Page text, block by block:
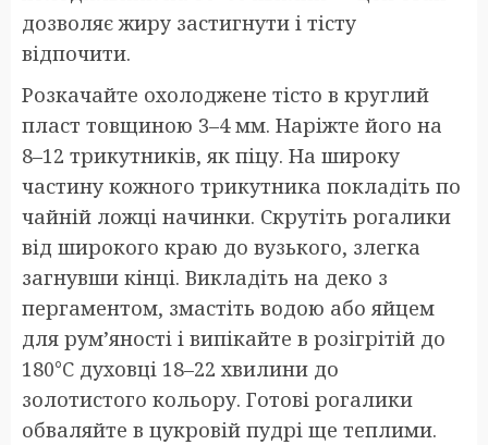
дозволяє жиру застигнути і тісту
відпочити.
Розкачайте охолоджене тісто в круглий
пласт товщиною 3–4 мм. Наріжте його на
8–12 трикутників, як піцу. На широку
частину кожного трикутника покладіть по
чайній ложці начинки. Скрутіть рогалики
від широкого краю до вузького, злегка
загнувши кінці. Викладіть на деко з
пергаментом, змастіть водою або яйцем
для рум’яності і випікайте в розігрітій до
180°C духовці 18–22 хвилини до
золотистого кольору. Готові рогалики
обваляйте в цукровій пудрі ще теплими.